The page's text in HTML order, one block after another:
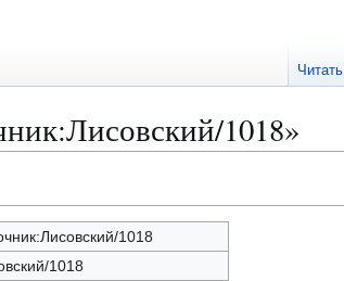
1018»
1018
1018
Читать